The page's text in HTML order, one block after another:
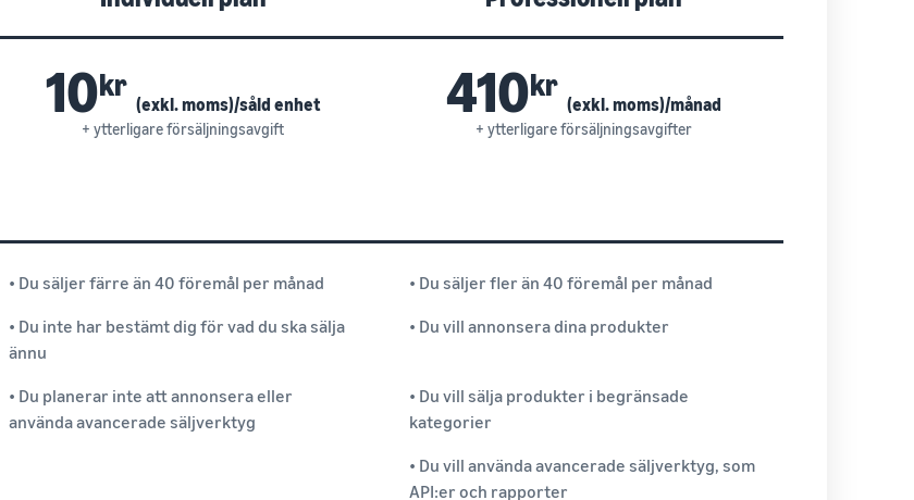
10kr
(exkl. moms)/såld enhet
+ ytterligare försäljningsavgift
410kr
(exkl. moms)/månad
+ ytterligare försäljningsavgifter
• Du säljer färre än 40 föremål per månad
• Du säljer fler än 40 föremål per månad
• Du inte har bestämt dig för vad du ska sälja
ännu
• Du vill annonsera dina produkter
• Du planerar inte att annonsera eller
använda avancerade säljverktyg
• Du vill sälja produkter i begränsade
kategorier
• Du vill använda avancerade säljverktyg, som
API:er och rapporter